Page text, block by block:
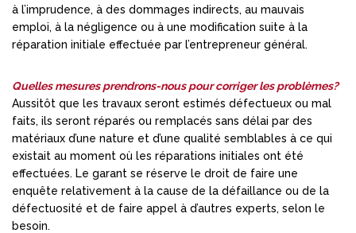
à l’imprudence, à des dommages indirects, au mauvais
emploi, à la négligence ou à une modification suite à la
réparation initiale effectuée par l’entrepreneur général.
Quelles mesures prendrons-nous pour corriger les problèmes?
Aussitôt que les travaux seront estimés défectueux ou mal
faits, ils seront réparés ou remplacés sans délai par des
matériaux d’une nature et d’une qualité semblables à ce qui
existait au moment où les réparations initiales ont été
effectuées. Le garant se réserve le droit de faire une
enquête relativement à la cause de la défaillance ou de la
défectuosité et de faire appel à d’autres experts, selon le
besoin.